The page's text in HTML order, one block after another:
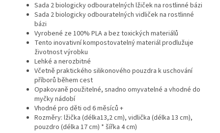
Sada 2 biologicky odbouratelných lžiček na rostlinné bázi
Sada 2 biologicky odbouratelných vidliček na rostlinné
bázi
Vyrobené ze 100% PLA a bez toxických materiálů
Tento inovativní kompostovatelný materiál prodlužuje
životnost výrobku
Lehké a nerozbitné
Včetně praktického silikonového pouzdra k uschování
příborů během cest
Opakovaně použitelné, snadno omyvatelné a vhodné do
myčky nádobí
Vhodné pro děti od 6 měsíců +
Rozměry: lžička (délka13,2 cm), vidlička (délka 13 cm),
pouzdro (délka 17 cm) * šířka 4 cm)